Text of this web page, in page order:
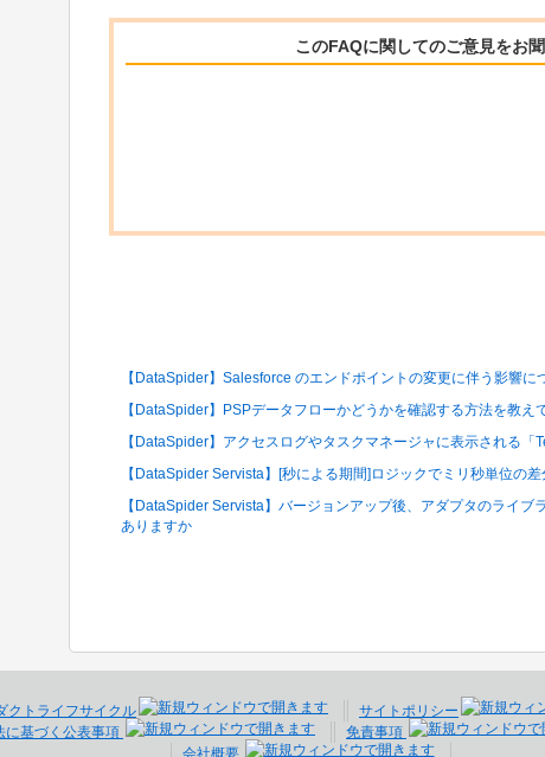
このFAQに関してのご意見をお聞
【DataSpider】Salesforce のエンドポイントの変更に伴う影響に
【DataSpider】PSPデータフローかどうかを確認する方法を教え
【DataSpider】アクセスログやタスクマネージャに表示される
【DataSpider Servista】[秒による期間]ロジックでミリ秒単位の
【DataSpider Servista】バージョンアップ後、アダプタのライ
ありますか
クトライフサイクル
サイトポリシー
に基づく公表事項
免責事項
会社概要